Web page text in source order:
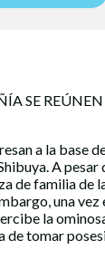
SE
a la base
A pesar
de familia de
una vez
la
de tomar